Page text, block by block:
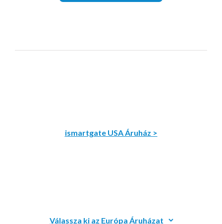
ismartgate USA Áruház >